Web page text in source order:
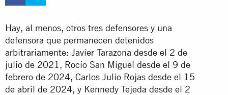
Hay, al menos, otros tres defensores y una
defensora que permanecen detenidos
arbitrariamente: Javier Tarazona desde el 2 de
julio de 2021, Rocío San Miguel desde el 9 de
febrero de 2024, Carlos Julio Rojas desde el 15
de abril de 2024, y Kennedy Tejeda desde el 2